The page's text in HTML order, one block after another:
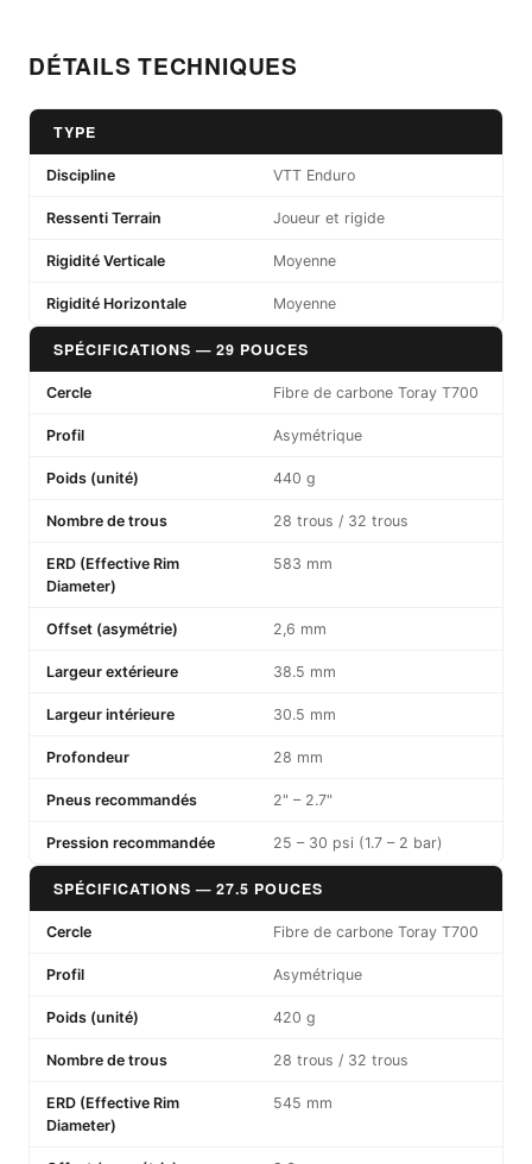
DÉTAILS TECHNIQUES
TYPE
Discipline VTT Enduro
Ressenti Terrain Joueur et rigide
Rigidité Verticale Moyenne
Rigidité Horizontale Moyenne
SPÉCIFICATIONS — 29 POUCES
Cercle Fibre de carbone Toray T700
Profil Asymétrique
Poids (unité) 440 g
Nombre de trous 28 trous / 32 trous
ERD (Effective Rim
Diameter)
583 mm
Offset (asymétrie) 2,6 mm
Largeur extérieure 38.5 mm
Largeur intérieure 30.5 mm
Profondeur 28 mm
Pneus recommandés 2" – 2.7"
Pression recommandée 25 – 30 psi (1.7 – 2 bar)
SPÉCIFICATIONS — 27.5 POUCES
Cercle Fibre de carbone Toray T700
Profil Asymétrique
Poids (unité) 420 g
Nombre de trous 28 trous / 32 trous
ERD (Effective Rim
Diameter)
545 mm